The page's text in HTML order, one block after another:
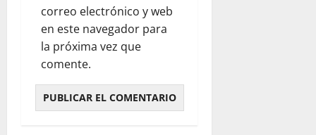
correo electrónico y web
en este navegador para
la próxima vez que
comente.